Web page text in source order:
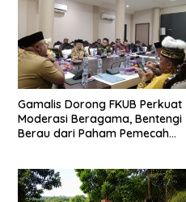
Gamalis Dorong FKUB Perkuat
Moderasi Beragama, Bentengi
Berau dari Paham Pemecah